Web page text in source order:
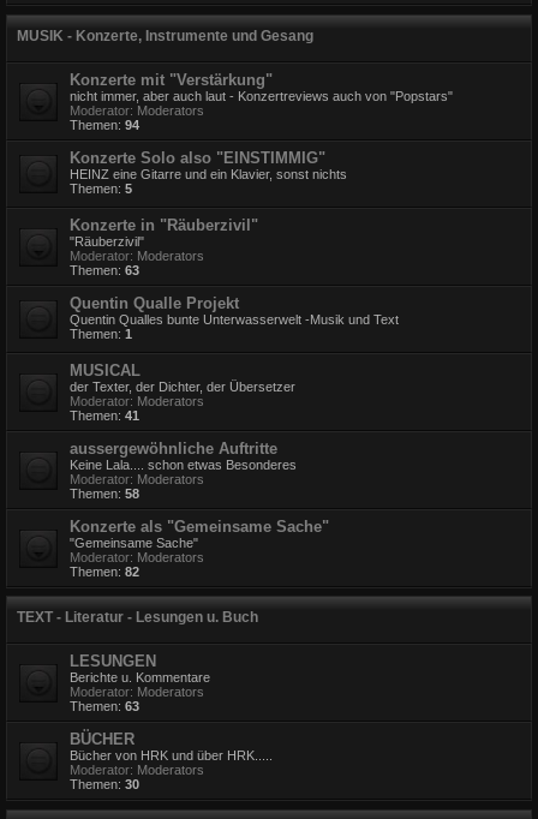
MUSIK - Konzerte, Instrumente und Gesang
Konzerte mit "Verstärkung"
nicht immer, aber auch laut - Konzertreviews auch von "Popstars"
Moderator: Moderators
Themen: 94
Konzerte Solo also "EINSTIMMIG"
HEINZ eine Gitarre und ein Klavier, sonst nichts
Themen: 5
Konzerte in "Räuberzivil"
"Räuberzivil"
Moderator: Moderators
Themen: 63
Quentin Qualle Projekt
Quentin Qualles bunte Unterwasserwelt -Musik und Text
Themen: 1
MUSICAL
der Texter, der Dichter, der Übersetzer
Moderator: Moderators
Themen: 41
aussergewöhnliche Auftritte
Keine Lala.... schon etwas Besonderes
Moderator: Moderators
Themen: 58
Konzerte als "Gemeinsame Sache"
"Gemeinsame Sache"
Moderator: Moderators
Themen: 82
TEXT - Literatur - Lesungen u. Buch
LESUNGEN
Berichte u. Kommentare
Moderator: Moderators
Themen: 63
BÜCHER
Bücher von HRK und über HRK.....
Moderator: Moderators
Themen: 30